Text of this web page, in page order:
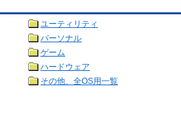
ユーティリティ
パーソナル
ゲーム
ハードウェア
その他、全OS用一覧